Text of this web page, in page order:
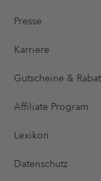
Presse
Karriere
Gutscheine &
Affiliate Program
Lexikon
Datenschutz